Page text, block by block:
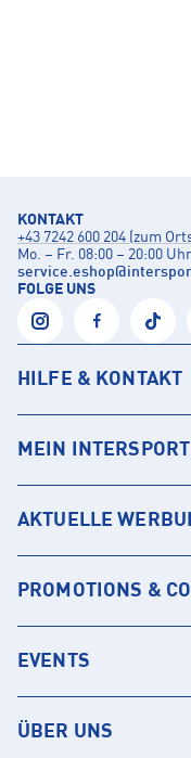
KONTAKT
+43 7242 600 204 (zum
Mo. – Fr. 08:00 – 20:00 Uhr
service.eshop@
FOLGE UNS
HILFE & KONTAKT
MEIN INTERSPORT
AKTUELLE
PROMOTIONS &
EVENTS
ÜBER UNS